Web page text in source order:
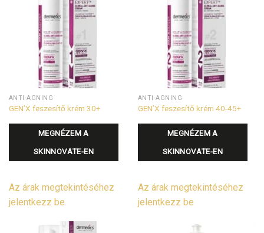
ANTI-AGNING
GEN’X feszesítő krém 30+
MEGNÉZEM A
SKINNOVATE-EN
Az árak megtekintéséhez
jelentkezz be
ANTI-AGNING
GEN’X feszesítő krém 40-45+
MEGNÉZEM A
SKINNOVATE-EN
Az árak megtekintéséhez
jelentkezz be